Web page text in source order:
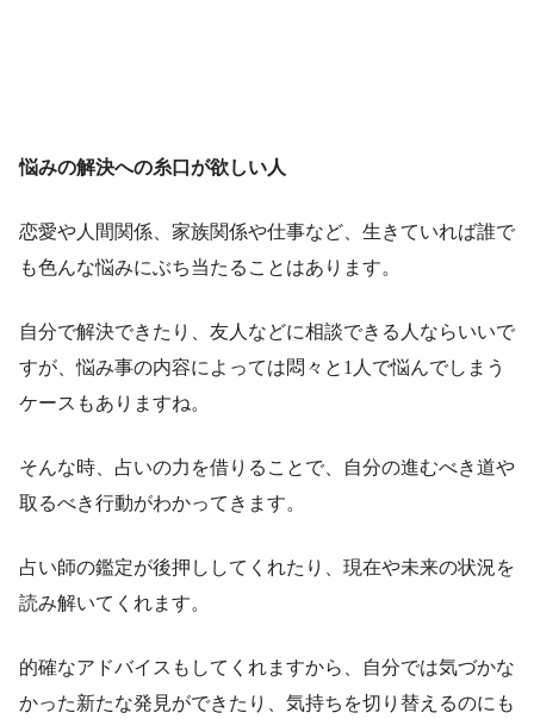
悩みの解決への糸口が欲しい人
恋愛や人間関係、家族関係や仕事など、生きていれば誰で
も色んな悩みにぶち当たることはあります。
自分で解決できたり、友人などに相談できる人ならいいで
すが、悩み事の内容によっては悶々と1人で悩んでしまう
ケースもありますね。
そんな時、占いの力を借りることで、自分の進むべき道や
取るべき行動がわかってきます。
占い師の鑑定が後押ししてくれたり、現在や未来の状況を
読み解いてくれます。
的確なアドバイスもしてくれますから、自分では気づかな
かった新たな発見ができたり、気持ちを切り替えるのにも